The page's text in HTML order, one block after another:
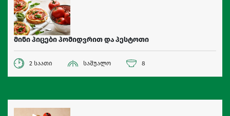
მინი პიცები პომიდვრით და პესტოთი
2 საათი საშუალო 8